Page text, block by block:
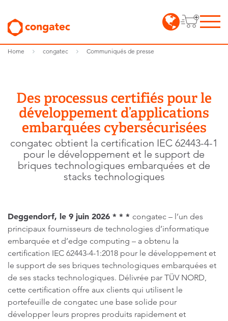
Home congatec Communiqués de presse
Des processus certifiés pour le
développement d’applications
embarquées cybersécurisées
congatec obtient la certification IEC 62443-4-1
pour le développement et le support de
briques technologiques embarquées et de
stacks technologiques
Deggendorf, le 9 juin 2026 * * * congatec – l’un des
principaux fournisseurs de technologies d’informatique
embarquée et d’edge computing – a obtenu la
certification IEC 62443-4-1:2018 pour le développement et
le support de ses briques technologiques embarquées et
de ses stacks technologiques. Délivrée par TÜV NORD,
cette certification offre aux clients qui utilisent le
portefeuille de congatec une base solide pour
développer leurs propres produits rapidement et